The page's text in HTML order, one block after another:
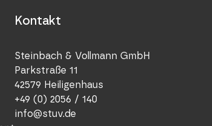
Kontakt
Steinbach & Vollmann GmbH
Parkstraße 11
42579 Heiligenhaus
+49 (0) 2056 / 140
info@stuv.de